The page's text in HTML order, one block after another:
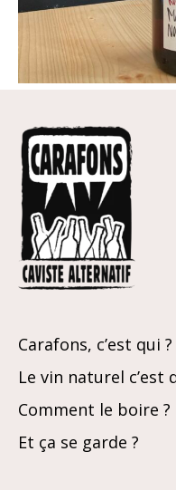
Carafons, c’est qui ?
Le vin naturel c’est
Comment le boire ?
Et ça se garde ?